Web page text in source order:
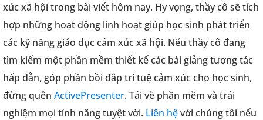
xúc xã hội trong bài viết hôm nay. Hy vọng, thầy cô sẽ tích
hợp những hoạt động linh hoạt giúp học sinh phát triển
các kỹ năng giáo dục cảm xúc xã hội. Nếu thầy cô đang
tìm kiếm một phần mềm thiết kế các bài giảng tương tác
hấp dẫn, góp phần bồi đắp trí tuệ cảm xúc cho học sinh,
đừng quên ActivePresenter. Tải về phần mềm và trải
nghiệm mọi tính năng tuyệt vời. Liên hệvới chúng tôi nếu